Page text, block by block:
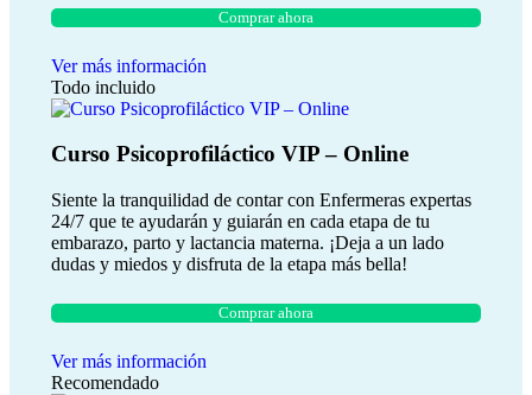
Comprar ahora
Ver más información
Todo incluido
Curso Psicoprofiláctico VIP – Online
Siente la tranquilidad de contar con Enfermeras expertas
24/7 que te ayudarán y guiarán en cada etapa de tu
embarazo, parto y lactancia materna. ¡Deja a un lado
dudas y miedos y disfruta de la etapa más bella!
Comprar ahora
Ver más información
Recomendado